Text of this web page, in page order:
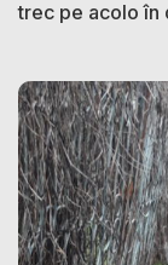
trec pe acolo în